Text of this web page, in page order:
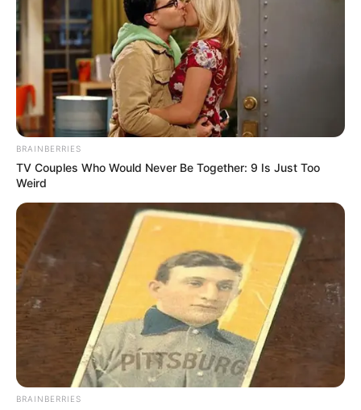
BRAINBERRIES
TV Couples Who Would Never Be Together: 9 Is Just Too
Weird
BRAINBERRIES